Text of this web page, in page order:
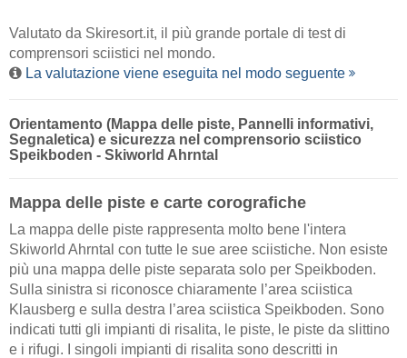
Valutato da Skiresort.it, il più grande portale di test di
comprensori sciistici nel mondo.
La valutazione viene eseguita nel modo seguente
Orientamento (Mappa delle piste, Pannelli informativi,
Segnaletica) e sicurezza nel comprensorio sciistico
Speikboden - Skiworld Ahrntal
Mappa delle piste e carte corografiche
La mappa delle piste rappresenta molto bene l'intera
Skiworld Ahrntal con tutte le sue aree sciistiche. Non esiste
più una mappa delle piste separata solo per Speikboden.
Sulla sinistra si riconosce chiaramente l’area sciistica
Klausberg e sulla destra l’area sciistica Speikboden. Sono
indicati tutti gli impianti di risalita, le piste, le piste da slittino
e i rifugi. I singoli impianti di risalita sono descritti in